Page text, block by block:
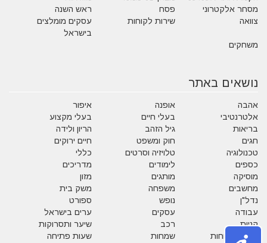
מסחר אלקטרוני
פסח
ראש השנה
צוואה
שירות לקוחות
עסקים מומלצים
בישראל
משחקים
נושאים באתר
אהבה אופנה
איפור
אלטרנטיבי
בעלי חיים
בעלי מקצוע
בריאות
גיל הזהב
הריון ולידה
חגים
חוק ומשפט
חיים ירוקים
טכנולוגיה
טלויזיה וסרטים
כללי
כספים
לימודים
מדריכים
מוסיקה
מותגים
מזון
מחשבים
משפחה
משק בית
נדל"ן
נופש
ספורט
עבודה
עסקים
ערים בישראל
קניות
רכב
שיער ותסרוקות
שירות לקוחות
שמחות שעות פתיחה